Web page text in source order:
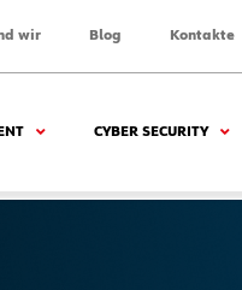
wir Blog Kontakte
CYBER SECURITY